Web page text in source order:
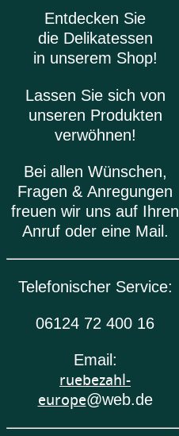
Entdecken Sie
die Delikatessen
in unserem Shop!
Lassen Sie sich von
unseren Produkten
verwöhnen!
Bei allen Wünschen,
Fragen & Anregungen
freuen wir uns auf Ihren
Anruf oder eine Mail.
Telefonischer Service:
06124 72 400 16
Email:
ruebezahl-
europe@web.de